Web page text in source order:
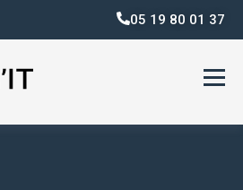
05 19 80 01 37